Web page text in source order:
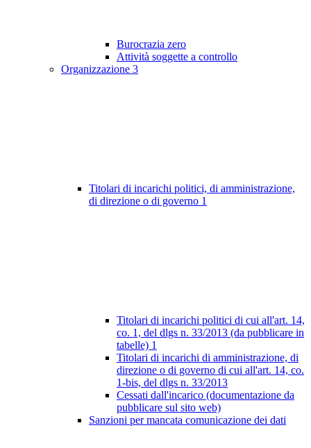
Burocrazia zero
Attività soggette a controllo
Organizzazione 3
Titolari di incarichi politici, di amministrazione,
di direzione o di governo 1
Titolari di incarichi politici di cui all'art. 14,
co. 1, del dlgs n. 33/2013 (da pubblicare in
tabelle) 1
Titolari di incarichi di amministrazione, di
direzione o di governo di cui all'art. 14, co.
1-bis, del dlgs n. 33/2013
Cessati dall'incarico (documentazione da
pubblicare sul sito web)
Sanzioni per mancata comunicazione dei dati